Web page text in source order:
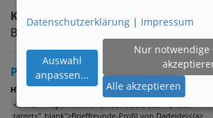
Kontaktart
Brieffreundschaft | 2 Mal pro Monat
Profil verlinken
HTML:
Datenschutzerklärung | Impressum
Auswahl
anpassen...
Nur notwendige
Alle akzeptieren